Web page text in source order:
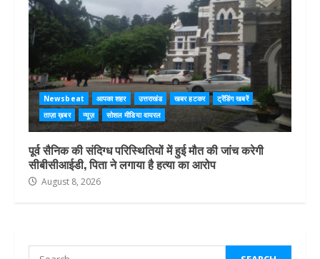
Newsbeat आपका शहर उत्तराखंड खबर हटकर
ट्रेंडिंग खबरें
ताज़ा ख़बर
न्यूज़ सोशल मीडिया वायरल
पूर्व सैनिक की संदिग्ध परिस्थितियों में हुई मौत की जांच करेगी
सीबीसीआईडी, पिता ने लगाया है हत्या का आरोप
August 8, 2026
Search